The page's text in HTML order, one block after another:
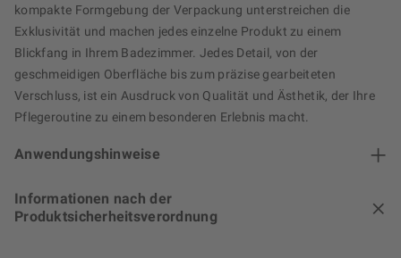
kompakte Formgebung der Verpackung unterstreichen die
Exklusivität und machen jedes einzelne Produkt zu einem
Blickfang in Ihrem Badezimmer. Jedes Detail, von der
geschmeidigen Oberfläche bis zum präzise gearbeiteten
Verschluss, ist ein Ausdruck von Qualität und Ästhetik, der Ihre
Pflegeroutine zu einem besonderen Erlebnis macht.
Anwendungshinweise
Informationen nach der
Produktsicherheitsverordnung